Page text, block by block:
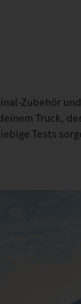
Zubehör
Truck,
Tests